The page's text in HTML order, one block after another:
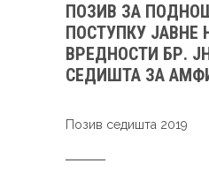
ПОЗИВ ЗА
ПОСТУПКУ ЈАВНЕ
ВРЕДНОСТИ БР.
СЕДИШТА ЗА
Позив седишта 2019